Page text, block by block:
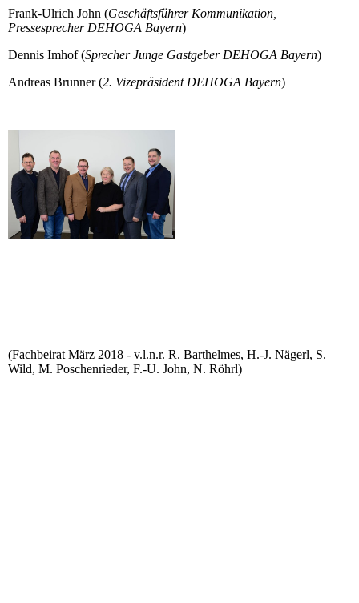
Frank-Ulrich John (Geschäftsführer Kommunikation,
Pressesprecher DEHOGA Bayern)
Dennis Imhof (Sprecher Junge Gastgeber DEHOGA Bayern)
Andreas Brunner (2. Vizepräsident DEHOGA Bayern)
(Fachbeirat März 2018 - v.l.n.r. R. Barthelmes, H.-J. Nägerl, S.
Wild, M. Poschenrieder, F.-U. John, N. Röhrl)